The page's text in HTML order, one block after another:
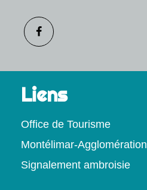
Liens
Office de Tourisme
Montélimar-Agglomération
Signalement ambroisie